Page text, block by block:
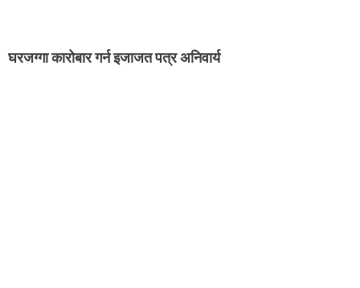
घरजग्गा कारोबार गर्न इजाजत पत्र अनिवार्य